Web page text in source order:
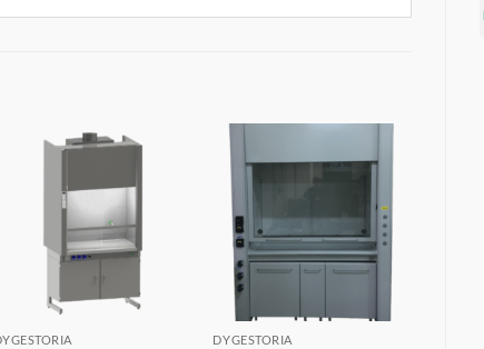
OBSERWUJ
DYGESTORIA